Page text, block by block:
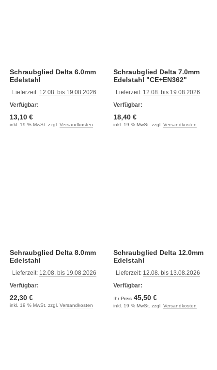
Schraubglied Delta 6.0mm
Edelstahl
Lieferzeit: 12.08. bis 19.08.2026
Verfügbar:
13,10 €
inkl. 19 % MwSt. zzgl. Versandkosten
Schraubglied Delta 7.0mm
Edelstahl "CE+EN362"
Lieferzeit: 12.08. bis 19.08.2026
Verfügbar:
18,40 €
inkl. 19 % MwSt. zzgl. Versandkosten
Schraubglied Delta 8.0mm
Edelstahl
Lieferzeit: 12.08. bis 19.08.2026
Verfügbar:
22,30 €
inkl. 19 % MwSt. zzgl. Versandkosten
Schraubglied Delta 12.0mm
Edelstahl
Lieferzeit: 12.08. bis 13.08.2026
Verfügbar:
Ihr Preis 45,50 €
inkl. 19 % MwSt. zzgl. Versandkosten